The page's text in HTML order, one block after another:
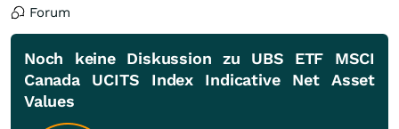
Forum
Noch keine Diskussion zu UBS ETF MSCI
Canada UCITS Index Indicative Net Asset
Values